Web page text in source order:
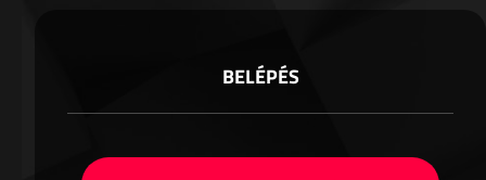
BELÉPÉS